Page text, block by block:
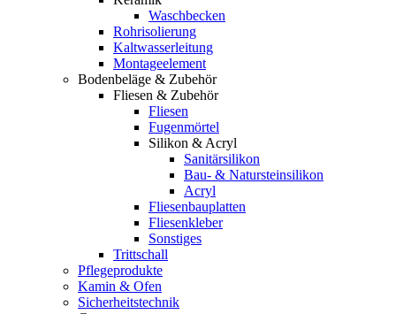
Waschbecken
Rohrisolierung
Kaltwasserleitung
Montageelement
Bodenbeläge & Zubehör
Fliesen & Zubehör
Fliesen
Fugenmörtel
Silikon & Acryl
Sanitärsilikon
Bau- & Natursteinsilikon
Acryl
Fliesenbauplatten
Fliesenkleber
Sonstiges
Trittschall
Pflegeprodukte
Kamin & Ofen
Sicherheitstechnik